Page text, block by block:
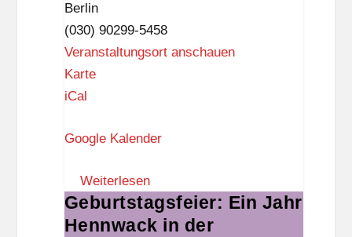
Berlin
(030) 90299-5458
Veranstaltungsort anschauen
KarteG
t
r
i
e
iCal
Google Kalender
Weiterlesen
Geburtstagsfeier:
Ein
Geburtstagsfeier: Ein Jahr
Hennwack in der